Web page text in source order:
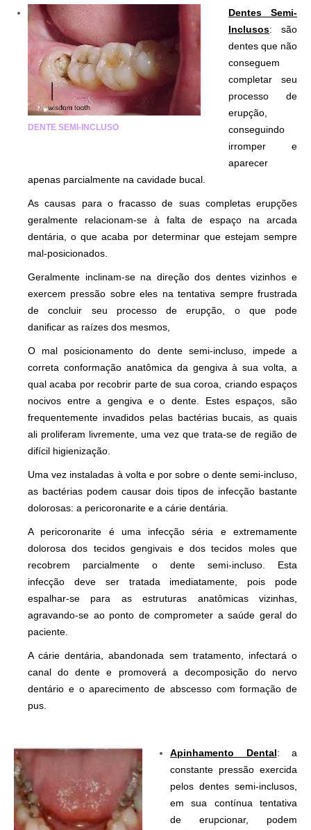
DENTE SEMI-INCLUSO
Dentes Semi-
Inclusos: são
dentes que não
conseguem
completar seu
processo de
erupção,
conseguindo
irromper e
aparecer
apenas parcialmente na cavidade bucal.
As causas para o fracasso de suas completas erupções
geralmente relacionam-se à falta de espaço na arcada
dentária, o que acaba por determinar que estejam sempre
mal-posicionados.
Geralmente inclinam-se na direção dos dentes vizinhos e
exercem pressão sobre eles na tentativa sempre frustrada
de concluir seu processo de erupção, o que pode
danificar as raízes dos mesmos,
O mal posicionamento do dente semi-incluso, impede a
correta conformação anatômica da gengiva à sua volta, a
qual acaba por recobrir parte de sua coroa, criando espaços
nocivos entre a gengiva e o dente. Estes espaços, são
frequentemente invadidos pelas bactérias bucais, as quais
ali proliferam livremente, uma vez que trata-se de região de
difícil higienização.
Uma vez instaladas à volta e por sobre o dente semi-incluso,
as bactérias podem causar dois tipos de infecção bastante
dolorosas: a pericoronarite e a cárie dentária.
A pericoronarite é uma infecção séria e extremamente
dolorosa dos tecidos gengivais e dos tecidos moles que
recobrem parcialmente o dente semi-incluso. Esta
infecção deve ser tratada imediatamente, pois pode
espalhar-se para as estruturas anatômicas vizinhas,
agravando-se ao ponto de comprometer a saúde geral do
paciente.
A cárie dentária, abandonada sem tratamento, infectará o
canal do dente e promoverá a decomposição do nervo
dentário e o aparecimento de abscesso com formação de
pus.
Apinhamento Dental: a
constante pressão exercida
pelos dentes semi-inclusos,
em sua contínua tentativa
de erupcionar, podem